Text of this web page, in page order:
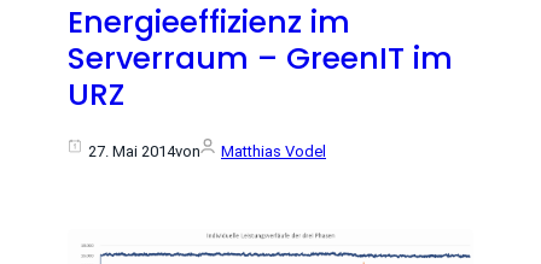
Energieeffizienz im
Serverraum – GreenIT im
URZ
27. Mai 2014von Matthias Vodel